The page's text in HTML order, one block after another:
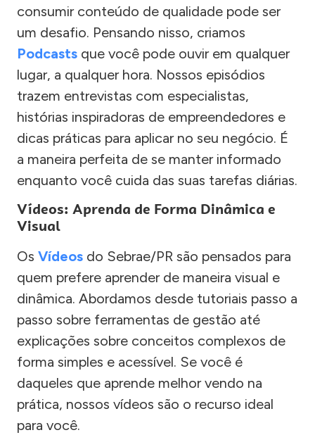
consumir conteúdo de qualidade pode ser
um desafio. Pensando nisso, criamos
Podcasts que você pode ouvir em qualquer
lugar, a qualquer hora. Nossos episódios
trazem entrevistas com especialistas,
histórias inspiradoras de empreendedores e
dicas práticas para aplicar no seu negócio. É
a maneira perfeita de se manter informado
enquanto você cuida das suas tarefas diárias.
Vídeos: Aprenda de Forma Dinâmica e
Visual
Os Vídeos do Sebrae/PR são pensados para
quem prefere aprender de maneira visual e
dinâmica. Abordamos desde tutoriais passo a
passo sobre ferramentas de gestão até
explicações sobre conceitos complexos de
forma simples e acessível. Se você é
daqueles que aprende melhor vendo na
prática, nossos vídeos são o recurso ideal
para você.